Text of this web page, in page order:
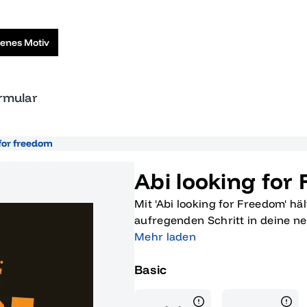
Motiv
freedom
Abi looking for
Mit 'Abi looking for Freedom'
aufregenden Schritt in deine
einzigartige Design mit dem
und der Silhouette einer
Freiheit in Form einer Reise,
Mehr laden
Basic